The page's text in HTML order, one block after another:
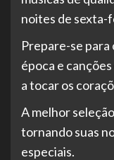
noites de sexta-
Prepare-se para
época e
a tocar os
A melhor
tornando suas
especiais.